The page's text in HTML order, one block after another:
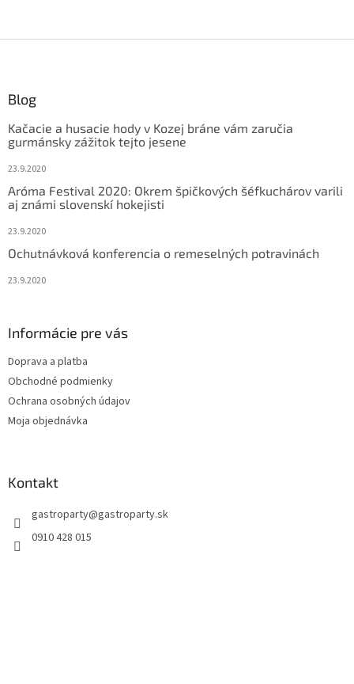
Blog
Kačacie a husacie hody v Kozej bráne vám zaručia
gurmánsky zážitok tejto jesene
23.9.2020
Aróma Festival 2020: Okrem špičkových šéfkuchárov varili
aj známi slovenskí hokejisti
23.9.2020
Ochutnávková konferencia o remeselných potravinách
23.9.2020
Informácie pre vás
Doprava a platba
Obchodné podmienky
Ochrana osobných údajov
Moja objednávka
Kontakt
gastroparty@gastroparty.sk
0910 428 015